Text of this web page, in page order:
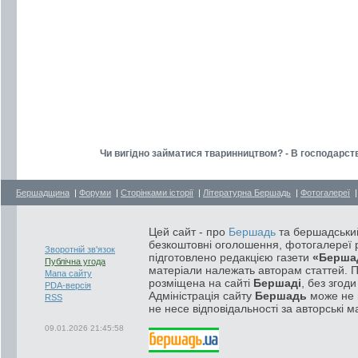
Чи вигідно займатися тваринництвом? - В
Бершадщина | Форуми | Сторінками історії | Літературна Бершадь | Фотогалереї
Зворотній зв'язок
Публічна угода
Мапа сайту
PDA-версія
RSS
09.01.2026 21:45:58
Цей сайт - про Бершадь та
безкоштовні оголошення, фотогалереї
підготовлено редакцією газети
матеріали належать авторам статтей.
розміщена на сайті Бершаді , без
Адміністрація сайту Бершадь може не
не несе відповідальності за авторські